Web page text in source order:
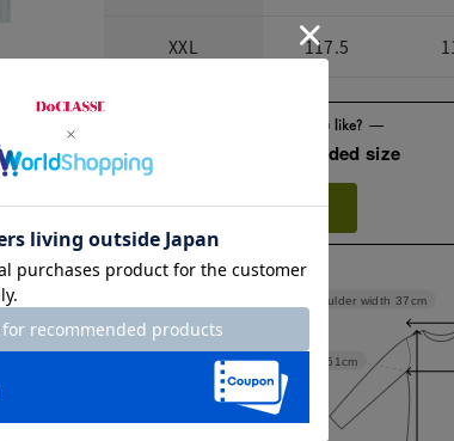
XXL 117.5
Check the recommended size
Try this item on
51cm
Shoulder width 37cm